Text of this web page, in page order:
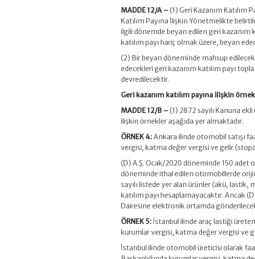
MADDE 12/A –(1) Geri Kazanım Katılım
Katılım Payına İlişkin Yönetmelikte
ilgili dönemde beyan edilen geri kazanım
katılım payı hariç olmak üzere, beyan
(2) Bir beyan döneminde mahsup
edecekleri geri kazanım katılım payı
devredilecektir.
Geri kazanım katılım payına ilişkin
MADDE 12/B –(1) 2872 sayılı Kanuna
ilişkin örnekler aşağıda yer almaktadır.
ÖRNEK 4:Ankara ilinde otomobil satışı
vergisi, katma değer vergisi ve gelir
(D) A.Ş. Ocak/2020 döneminde 150 adet
döneminde ithal edilen otomobillerde
sayılı listede yer alan ürünler (akü,
katılım payı hesaplamayacaktır. Ancak
Dairesine elektronik ortamda
ÖRNEK 5: İstanbul ilinde araç lastiği
kurumlar vergisi, katma değer vergisi ve
İstanbul ilinde otomobil üreticisi olarak